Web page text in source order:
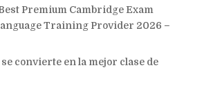
Premium Cambridge Exam
Training Provider 2026 –
se convierte en la mejor clase de